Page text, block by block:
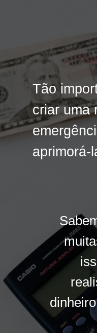
Tão
criar uma
aprimorá-
Tão
criar uma
aprimorá-